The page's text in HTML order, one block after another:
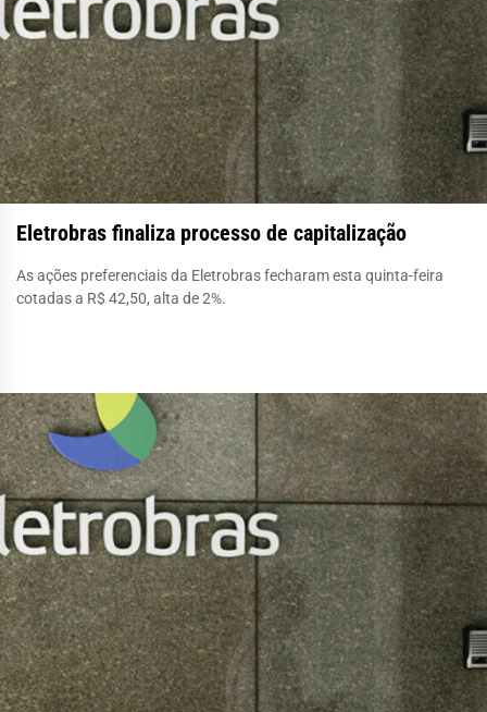
Eletrobras finaliza processo de capitalização
As ações preferenciais da Eletrobras fecharam esta quinta-feira
cotadas a R$ 42,50, alta de 2%.